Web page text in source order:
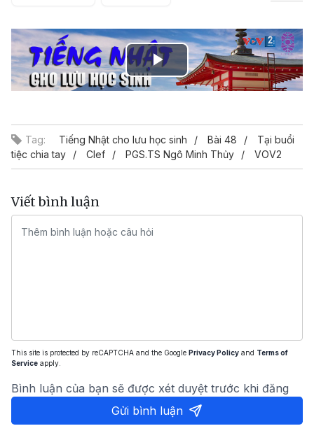
Play
Tag: Tiếng Nhật cho lưu học sinh Bài 48
Tại buổi
tiệc chia tay
Clef PGS.TS Ngô Minh Thủy VOV2
Viết bình luận
This site is protected by reCAPTCHA and the Google Privacy Policy and Terms of
Service apply.
Bình luận của bạn sẽ được xét duyệt trước khi đăng
Gửi bình luận